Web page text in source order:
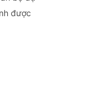
được